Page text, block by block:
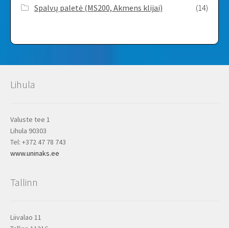
Spalvų paletė (MS200, Akmens klijai)
(14)
Lihula
Valuste tee 1
Lihula 90303
Tel: +372 47 78 743
www.uninaks.ee
Tallinn
Liivalao 11